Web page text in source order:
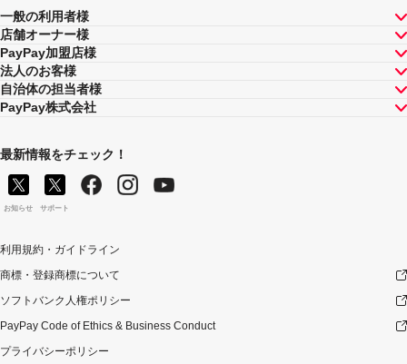
残高不足などで［定期的に送る］が完了しなかった場
合
本人確認書類の更新等で、キャンペーン対象となる都
同一の［定期的に送る］受け取り側アカウントについて
は、複数人の［定期的に送る］送り手側アカウントから
［定期的に送る］の全部又は一部について取り消され、
または無効となった場合（以下「取消し等」といいま
す。）、取消し等の理由の如何にかかわらず、当該取消
し等の対象となった［定期的に送る］についてのPayPay
本キャンペーンと同様のキャンペーンを今後も実施する
可能性があります。
が必要です。
景品について
PayPayポイント付与の際に、小数点以下は切り捨てとな
一般の利用者様
店舗オーナー様
PayPay加盟店様
法人のお客様
自治体の担当者様
PayPay株式会社
最新情報をチェック！
お知らせ サポート
利用規約・ガイドライン
商標・登録商標について
ソフトバンク人権ポリシー
PayPay Code of Ethics & Business Conduct
プライバシーポリシー